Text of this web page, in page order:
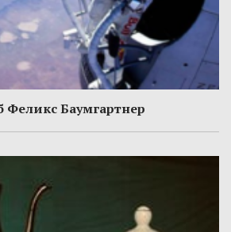
Феликс Баумгартнер